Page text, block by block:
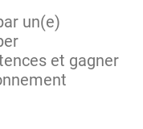
un(e)
et gagner